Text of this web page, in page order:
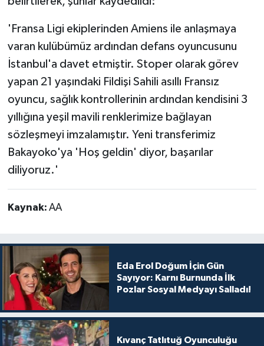
'Fransa Ligi ekiplerinden Amiens ile anlaşmaya
varan kulübümüz ardından defans oyuncusunu
İstanbul'a davet etmiştir. Stoper olarak görev
yapan 21 yaşındaki Fildişi Sahili asıllı Fransız
oyuncu, sağlık kontrollerinin ardından kendisini 3
yıllığına yeşil mavili renklerimize bağlayan
sözleşmeyi imzalamıştır. Yeni transferimiz
Bakayoko'ya 'Hoş geldin' diyor, başarılar
diliyoruz.'
Kaynak: AA
Eda Erol Doğum İçin Gün
Sayıyor: Karnı Burnunda İlk
Pozlar Sosyal Medyayı Salladı!
Kıvanç Tatlıtuğ Oyunculuğu